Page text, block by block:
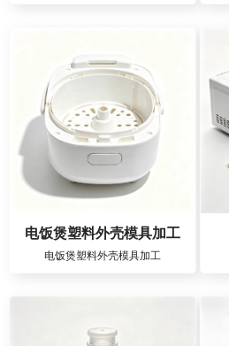
电饭煲塑料外壳模具加工
电饭煲塑料外壳模具加工